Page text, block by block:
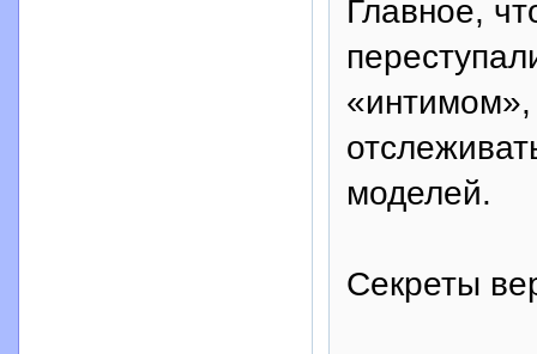
Главное,
моделей.
Секреты